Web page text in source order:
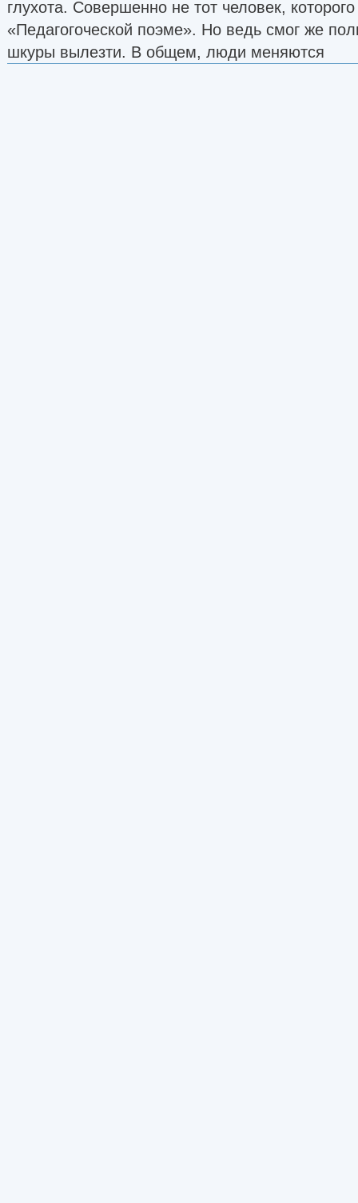
глухота. Совершенно не тот человек,
«Педагогоческой поэме». Но ведь смог же
шкуры вылезти. В общем, люди меняются